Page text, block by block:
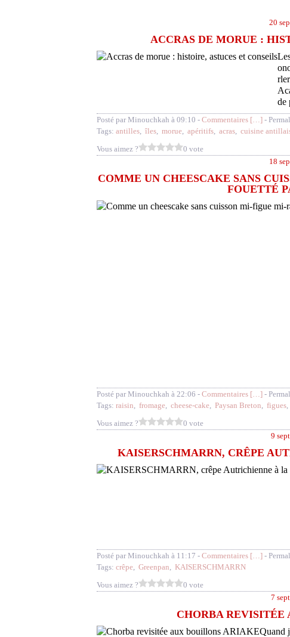
20
ACCRAS DE MORUE :
de
Posté par Minouchkah à 09:10 - Commentaires […] -
Tags: antilles, îles, morue, apéritifs, acras, cuisine
Vous aimez ?
0 vote
18
COMME UN CHEESCAKE SANS
FOUETTÉ
Posté par Minouchkah à 22:06 - Commentaires […] -
Tags: raisin, fromage, cheese-cake, Paysan Breton, figues,
Vous aimez ?
0 vote
9
KAISERSCHMARRN, CRÊPE
Posté par Minouchkah à 11:17 - Commentaires […] -
Tags: crêpe, Greenpan, KAISERSCHMARRN
Vous aimez ?
0 vote
7
CHORBA REVISITÉE
Quand